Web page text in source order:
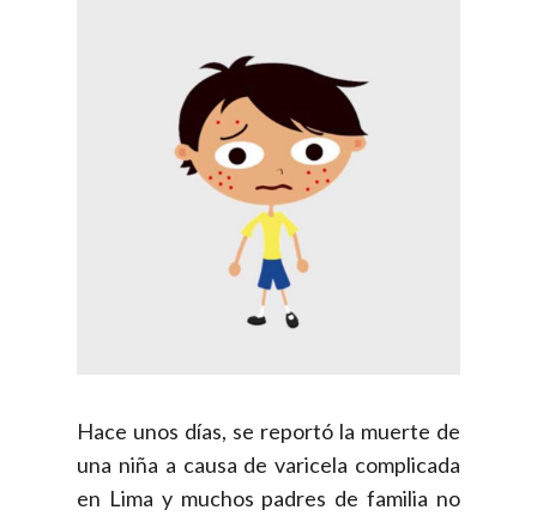
Hace unos días, se reportó la muerte de
una niña a causa de varicela complicada
en Lima y muchos padres de familia no